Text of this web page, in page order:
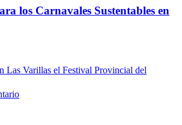
los Carnavales Sustentables en